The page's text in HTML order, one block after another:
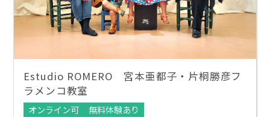
Estudio ROMERO 宮本亜都子・片桐勝彦フ
ラメンコ教室
オンライン可
無料体験あり